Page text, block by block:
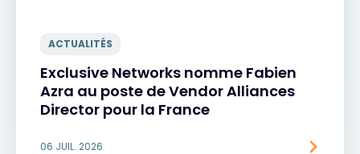
ACTUALITÉS
Exclusive Networks nomme Fabien
Azra au poste de Vendor Alliances
Director pour la France
06 JUIL. 2026